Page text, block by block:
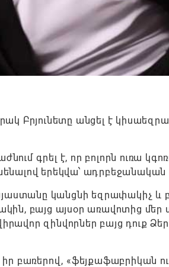
Բրյունետը անցել է
գրել է, որ բոլորն ուռա
երեկվա՝
կանցնի եզրափակիչ և
բայց այսօր առավոտից մեր
զինվորներ բայց դուք
իր բառերով,